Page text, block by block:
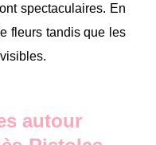
spectaculaires. En
fleurs tandis que les
autour